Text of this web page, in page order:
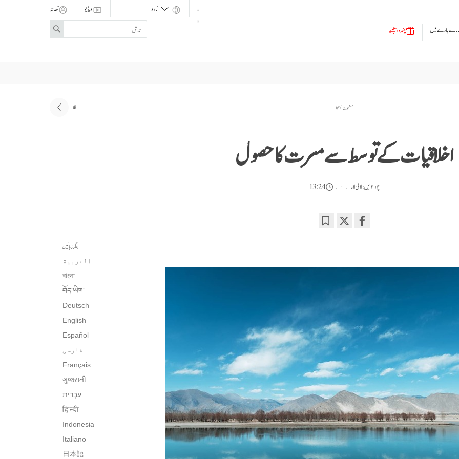
بارے میں چندہ دیجئیے
ویڈیو
کھاتہ
Enter
search
term
Search
مضمون ۱ / ۱۴ اگلا
اخلاقیات کے توسط سے مسرت کا حصول
چودھویں دلائی لاما 13:24
on
دیگر زبانیں
العربية
বাংলা
བོད་ཡིག་
Deutsch
English
Español
فارسی
Français
ગુજરાતી
עִבְרִית‎
हिन्दी
Indonesia
Italiano
日本語